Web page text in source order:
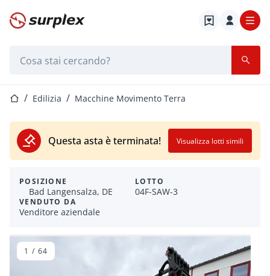
Home
Home Edilizia Macchine Movimento Terra
Questa asta è terminata! Visualizza lotti simili
POSIZIONE
Bad Langensalza, DE
VENDUTO DA
Venditore aziendale
LOTTO
04F-SAW-3
1 / 64